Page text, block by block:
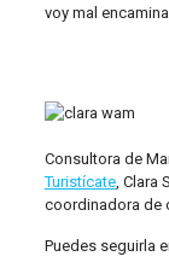
voy mal
Consultora de
Turistícate, Clara
coordinadora de
Puedes seguirla